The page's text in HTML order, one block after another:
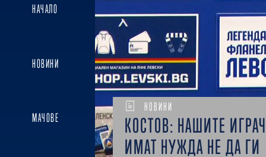
НАЧАЛО
НОВИНИ
МАЧОВЕ
НОВИНИ
КОСТОВ: НАШИТЕ
ИМАТ НУЖДА НЕ ДА ГИ